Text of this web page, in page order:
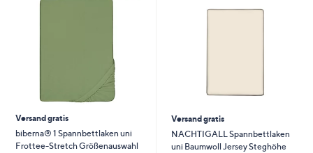
Versand gratis
biberna® 1 Spannbettlaken uni
Frottee-Stretch Größenauswahl
Versand gratis
NACHTIGALL Spannbettlaken
uni Baumwoll Jersey Steghöhe